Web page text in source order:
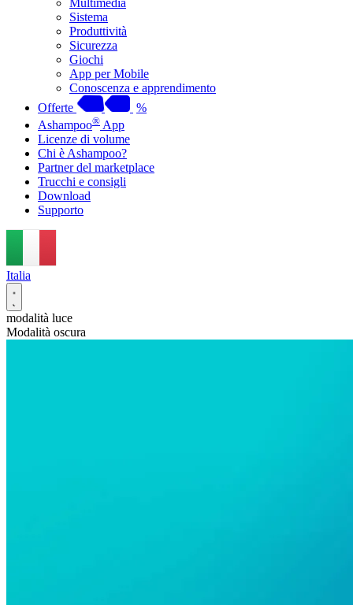
Multimedia
Sistema
Produttività
Sicurezza
Giochi
App per Mobile
Conoscenza e apprendimento
Offerte
%
Ashampoo® App
Licenze di volume
Chi è Ashampoo?
Partner del marketplace
Trucchi e consigli
Download
Supporto
Italia
modalità luce
Modalità oscura